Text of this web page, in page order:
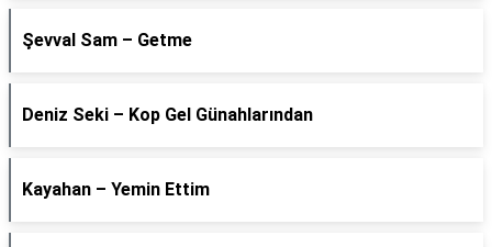
Şevval Sam – Getme
Deniz Seki – Kop Gel Günahlarından
Kayahan – Yemin Ettim